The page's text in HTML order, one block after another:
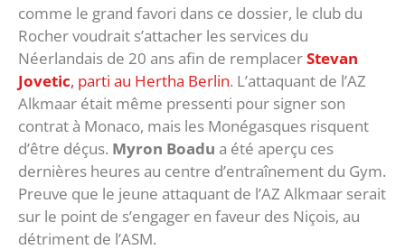
comme le grand favori dans ce dossier, le club du
Rocher voudrait s’attacher les services du
Néerlandais de 20 ans afin de remplacerStevan
Jovetic, parti au Hertha Berlin. L’attaquant de l’AZ
Alkmaar était même pressenti pour signer son
contrat à Monaco, mais les Monégasques risquent
d’être déçus. Myron Boadu a été aperçu ces
dernières heures au centre d’entraînement du Gym.
Preuve que le jeune attaquant de l’AZ Alkmaar serait
sur le point de s’engager en faveur des Niçois, au
détriment de l’ASM.